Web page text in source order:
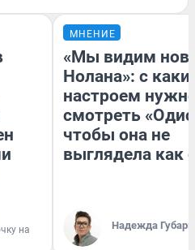
на
МНЕНИЕ
«Мы видим
Нолана»: с
настроем
смотреть
чтобы она не
выглядела как
Надежда Губарь